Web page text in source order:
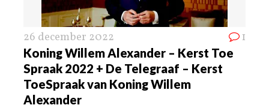
26 december 2022 1
Koning Willem Alexander – Kerst Toe
Spraak 2022 + De Telegraaf – Kerst
ToeSpraak van Koning Willem
Alexander